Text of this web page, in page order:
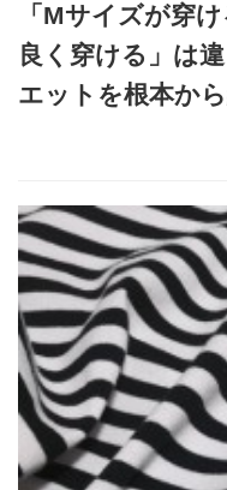
「Mサイズが穿
良く穿ける」は
エットを根本か